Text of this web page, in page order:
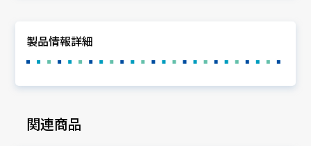
製品情報詳細
関連商品